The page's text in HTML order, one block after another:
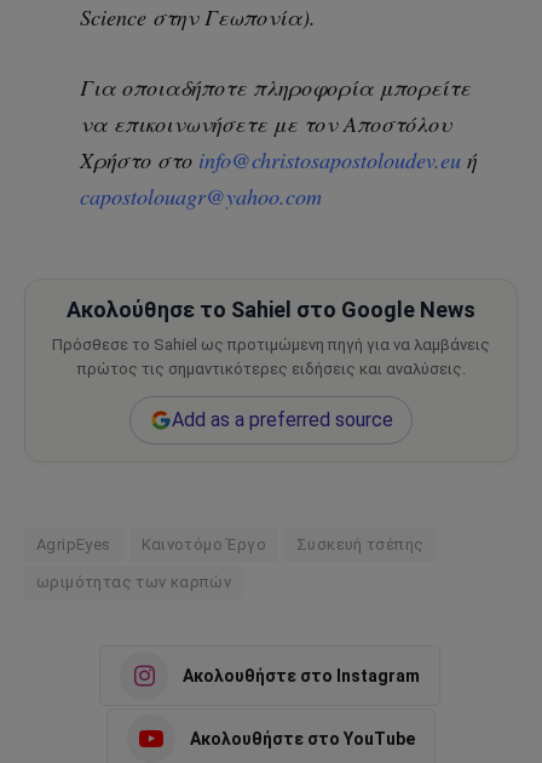
Science στην Γεωπονία).
Για οποιαδήποτε πληροφορία μπορείτε
να επικοινωνήσετε με τον Αποστόλου
Χρήστο στο info@christosapostoloudev.eu ή
capostolouagr@yahoo.com
Ακολούθησε το Sahiel στο Google News
Πρόσθεσε το Sahiel ως προτιμώμενη πηγή για να λαμβάνεις
πρώτος τις σημαντικότερες ειδήσεις και αναλύσεις.
Add as a preferred source
AgripEyes Καινοτόμο Έργο Συσκευή τσέπης
ωριμότητας των καρπών
Ακολουθήστε στο Instagram
Ακολουθήστε στο YouTube